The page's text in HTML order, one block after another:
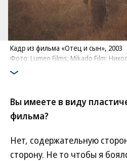
Кадр из фильма «Отец и сын», 2003
Фото: Lumen Films; Mikado Film;
Вы имеете в виду
фильма?
Нет, содержательную
сторону. Не то чтобы я